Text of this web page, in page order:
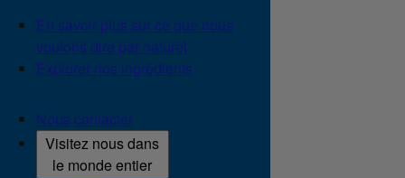
En savoir plus sur ce que nous
voulons dire par naturel
Explorer nos ingrédients
Nous contacter
Visitez nous dans
le monde entier